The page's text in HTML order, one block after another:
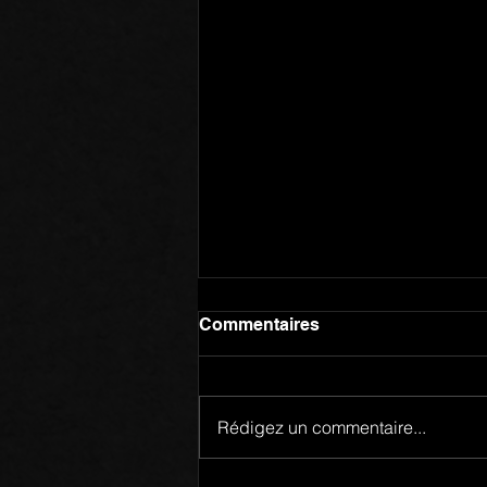
Commentaires
Rédigez un commentaire...